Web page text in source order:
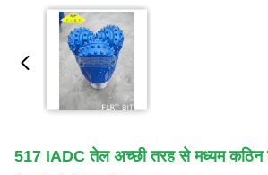
517 IADC तेल अच्छी तरह से मध्यम कठिन